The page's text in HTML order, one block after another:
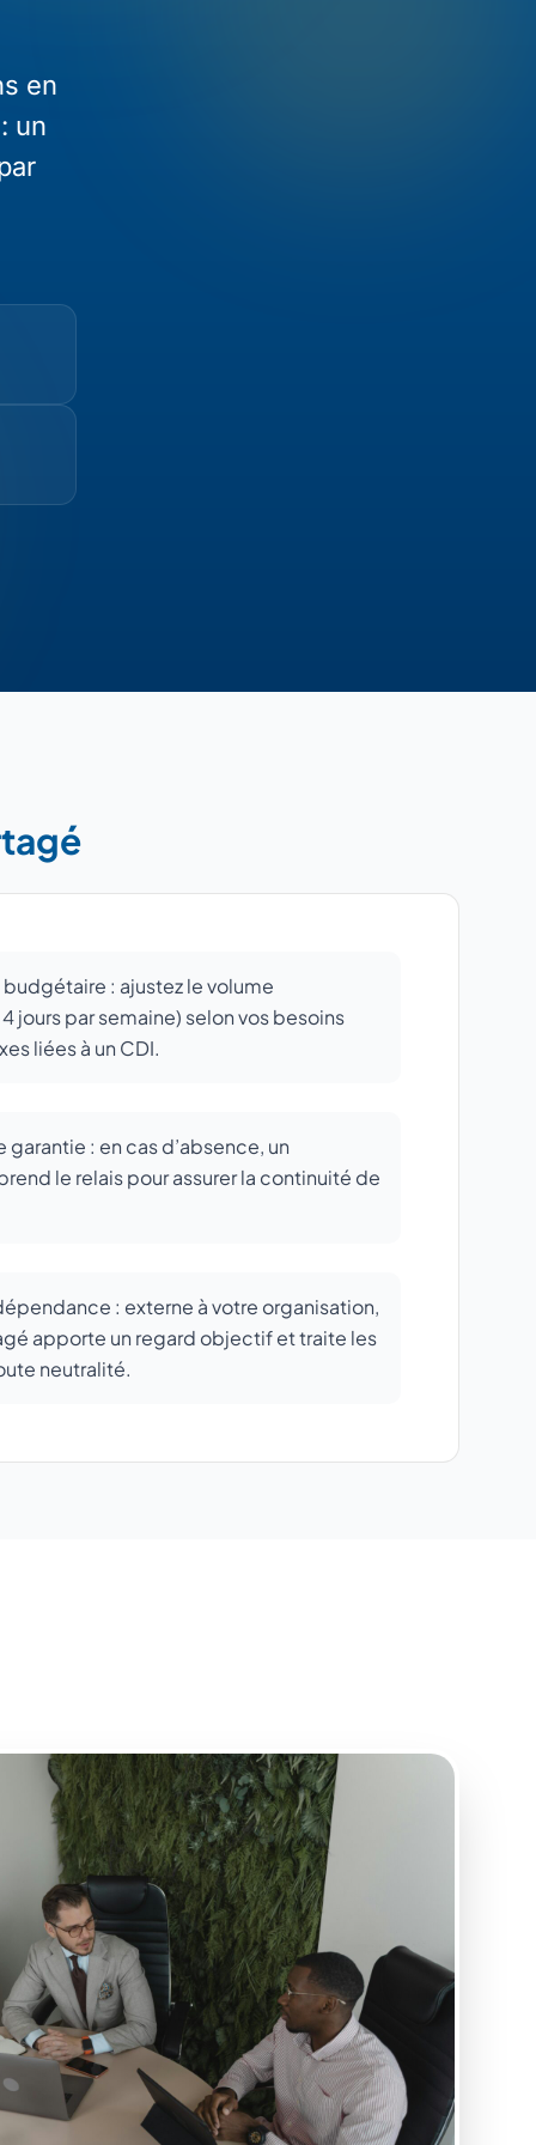
en
un
: ajustez le volume
jours par semaine) selon vos besoins
liées à un CDI.
: en cas d’absence, un
le relais pour assurer la continuité de
: externe à votre organisation,
apporte un regard objectif et traite les
neutralité.